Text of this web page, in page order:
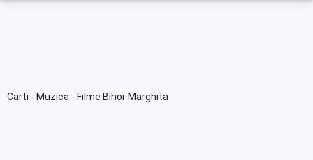
Carti - Muzica - Filme Bihor Marghita